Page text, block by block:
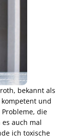
bekannt als
und
die
auch mal
ich toxische